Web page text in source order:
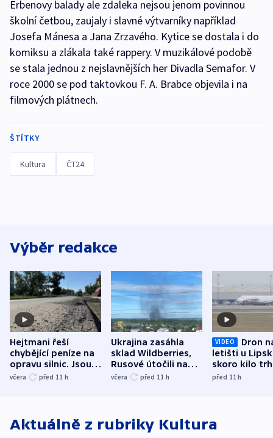
Erbenovy balady ale zdaleka nejsou jenom povinnou
školní četbou, zaujaly i slavné výtvarníky například
Josefa Mánesa a Jana Zrzavého. Kytice se dostala i do
komiksu a zlákala také rappery. V muzikálové podobě
se stala jednou z nejslavnějších her Divadla Semafor. V
roce 2000 se pod taktovkou F. A. Brabce objevila i na
filmových plátnech.
ŠTÍTKY
Kultura ČT24
Výběr redakce
Hejtmani řeší
chybějící peníze na
opravu silnic. Jsou
nenárokové, namítá
včera před 11 h
Ukrajina zasáhla
sklad Wildberries,
Rusové útočili na
trh, hasiče či
včera před 11 h
VIDEO
Dron
letišti u
skoro kilo
indicie
před 11h
Aktuálně z rubriky Kultura